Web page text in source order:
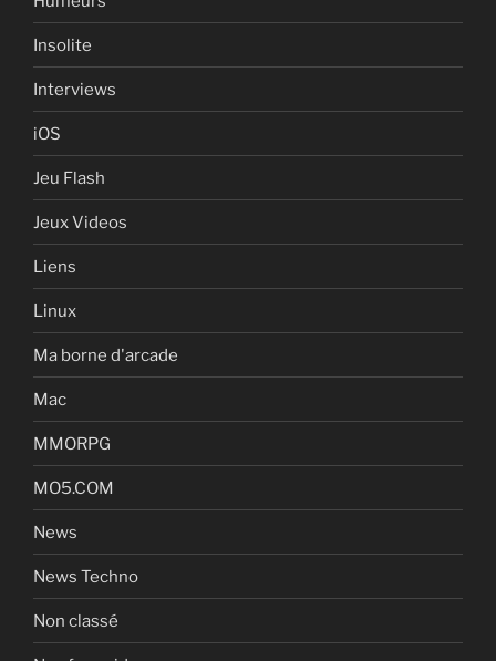
Insolite
Interviews
iOS
Jeu Flash
Jeux Videos
Liens
Linux
Ma borne d'arcade
Mac
MMORPG
MO5.COM
News
News Techno
Non classé